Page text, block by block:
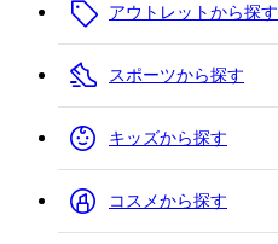
アウトレットから探す
スポーツから探す
キッズから探す
コスメから探す